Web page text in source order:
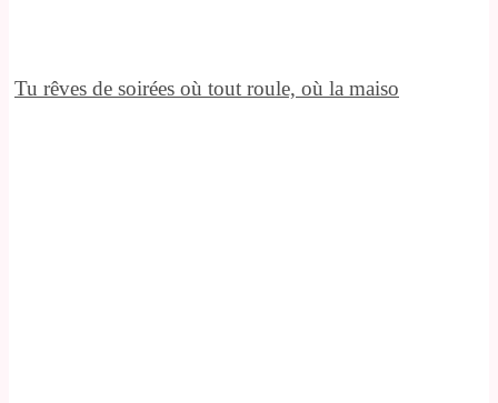
Tu rêves de soirées où tout roule, où la maiso